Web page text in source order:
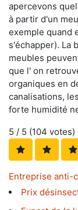
apercevons
à partir d'un
exemple quand
s'échapper). La
meubles
que l' on
organiques en
canalisations,
forte humidité
5 / 5 (104 votes)
Entreprise anti-
Prix